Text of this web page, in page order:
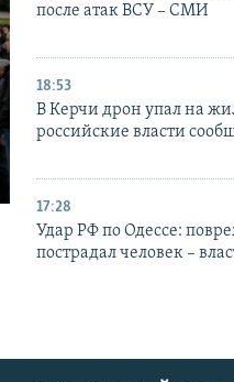
после атак ВСУ – СМИ
18:53
В Керчи дрон упал на
российские власти
17:28
Удар РФ по Одессе:
пострадал человек –